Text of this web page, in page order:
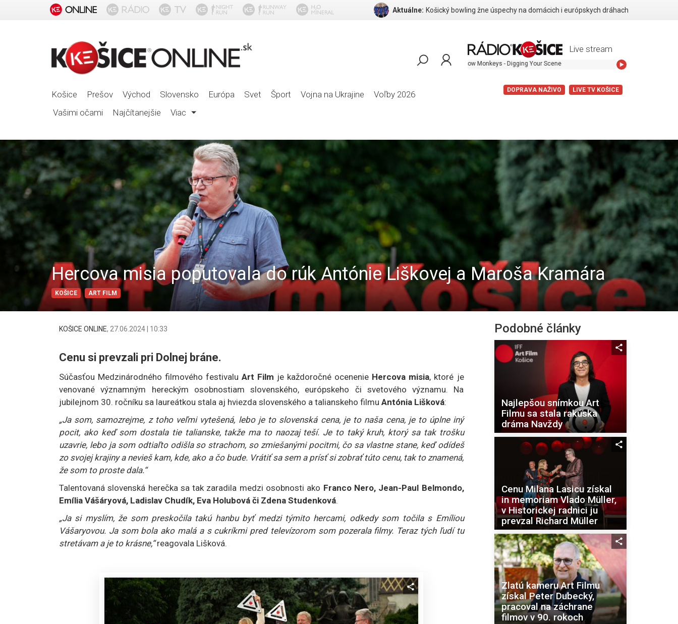
Aktuálne: Košický bowling žne úspechy na domácich i európskych dráhach
Košice Prešov Východ Slovensko Európa Svet Šport Vojna na Ukrajine
Voľby 2026
Vašimi očami
Najčítanejšie Viac
Live stream
The Blow Monkeys - Digging Your Scene
DOPRAVA NAŽIVO LIVE TV KOŠICE
Hercova misia poputovala do rúk Antónie Liškovej a Maroša Kramára
KOŠICE ART FILM
KOŠICE ONLINE, 27.06.2024 | 10:33
Cenu si prevzali pri Dolnej bráne.
Súčasťou Medzinárodného filmového festivalu Art Film je každoročné ocenenie Hercova misia, ktoré je
venované významným hereckým osobnostiam slovenského, európskeho či svetového významu. Na
jubilejnom 30. ročníku sa laureátkou stala aj hviezda slovenského a talianskeho filmu Antónia Lišková:
„Ja som, samozrejme, z toho veľmi vytešená, lebo je to slovenská cena, je to naša cena, je to úplne iný
pocit, ako keď som dostala tie talianske, takže ma to naozaj teší. Je to taký kruh, ktorý sa tak trošku
uzavrie, lebo ja som odtiaľto odišla so strachom, so zmiešanými pocitmi, čo sa vlastne stane, keď odídeš
zo svojej krajiny a nevieš kam, kde, ako a čo bude. Vrátiť sa sem a prísť si zobrať túto cenu, tak to znamená,
že som to proste dala.“
Talentovaná slovenská herečka sa tak zaradila medzi osobnosti ako Franco Nero, Jean-Paul Belmondo,
Emília Vášáryová, Ladislav Chudík, Eva Holubová či Zdena Studenková.
„Ja si myslím, že som preskočila takú hanbu byť medzi týmito hercami, odkedy som točila s Emíliou
Vášaryovou. Ja som bola ako malá a s cukríkmi pred televízorom som pozerala filmy. Teraz tých ľudí tu
stretávam a je to krásne,“reagovala Lišková.
Podobné články
Najlepšou snímkou Art
Filmu sa stala rakúska
dráma Navždy
Cenu Milana Lasicu získal
in memoriam Vlado Müller,
v Historickej radnici ju
prevzal Richard Müller
Zlatú kameru Art Filmu
získal Peter Dubecký,
pracoval na záchrane
filmov v 90. rokoch